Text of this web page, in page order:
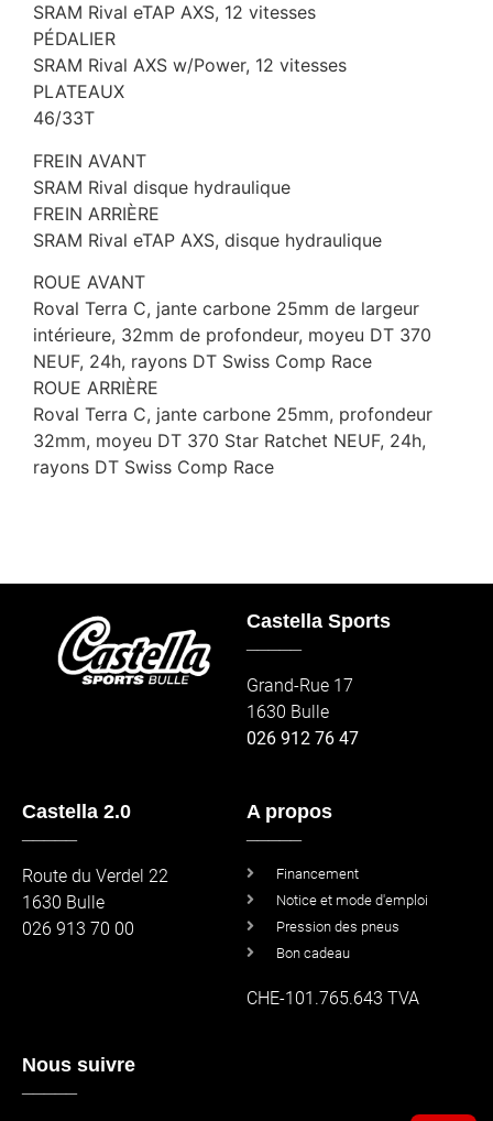
SRAM Rival eTAP AXS, 12 vitesses
PÉDALIER
SRAM Rival AXS w/Power, 12 vitesses
PLATEAUX
46/33T
FREIN AVANT
SRAM Rival disque hydraulique
FREIN ARRIÈRE
SRAM Rival eTAP AXS, disque hydraulique
ROUE AVANT
Roval Terra C, jante carbone 25mm de largeur
intérieure, 32mm de profondeur, moyeu DT 370
NEUF, 24h, rayons DT Swiss Comp Race
ROUE ARRIÈRE
Roval Terra C, jante carbone 25mm, profondeur
32mm, moyeu DT 370 Star Ratchet NEUF, 24h,
rayons DT Swiss Comp Race
Castella Sports
Grand-Rue 17
1630 Bulle
026 912 76 47
Castella 2.0
Route du Verdel 22
1630 Bulle
026 913 70 00
A propos
Financement
Notice et mode d'emploi
Pression des pneus
Bon cadeau
CHE-101.765.643 TVA
Nous suivre